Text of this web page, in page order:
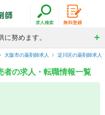
努めます。
大阪市の薬剤師求人 淀川区の薬剤師求人
者の求人・転職情報一覧